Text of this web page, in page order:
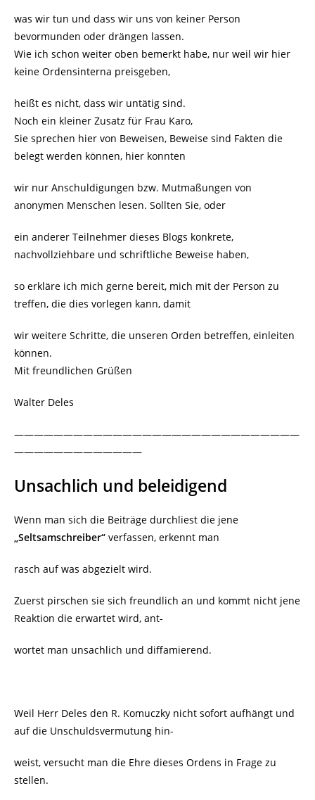
was wir tun und dass wir uns von keiner Person
bevormunden oder drängen lassen.
Wie ich schon weiter oben bemerkt habe, nur weil wir hier
keine Ordensinterna preisgeben,
heißt es nicht, dass wir untätig sind.
Noch ein kleiner Zusatz für Frau Karo,
Sie sprechen hier von Beweisen, Beweise sind Fakten die
belegt werden können, hier konnten
wir nur Anschuldigungen bzw. Mutmaßungen von
anonymen Menschen lesen. Sollten Sie, oder
ein anderer Teilnehmer dieses Blogs konkrete,
nachvollziehbare und schriftliche Beweise haben,
so erkläre ich mich gerne bereit, mich mit der Person zu
treffen, die dies vorlegen kann, damit
wir weitere Schritte, die unseren Orden betreffen, einleiten
können.
Mit freundlichen Grüßen
Walter Deles
—————————————————————————————
—————————————
Unsachlich und beleidigend
Wenn man sich die Beiträge durchliest die jene
„Seltsamschreiber“ verfassen, erkennt man
rasch auf was abgezielt wird.
Zuerst pirschen sie sich freundlich an und kommt nicht jene
Reaktion die erwartet wird, ant-
wortet man unsachlich und diffamierend.
Weil Herr Deles den R. Komuczky nicht sofort aufhängt und
auf die Unschuldsvermutung hin-
weist, versucht man die Ehre dieses Ordens in Frage zu
stellen.